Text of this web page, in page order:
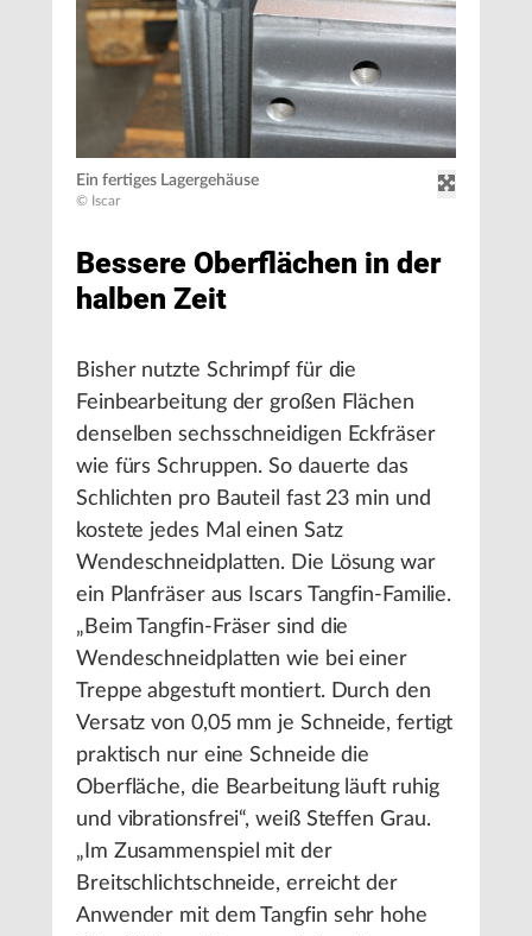
Ein fertiges Lagergehäuse
© Iscar
Bessere Oberflächen in der
halben Zeit
Bisher nutzte Schrimpf für die
Feinbearbeitung der großen Flächen
denselben sechsschneidigen Eckfräser
wie fürs Schruppen. So dauerte das
Schlichten pro Bauteil fast 23 min und
kostete jedes Mal einen Satz
Wendeschneidplatten. Die Lösung war
ein Planfräser aus Iscars Tangfin-Familie.
„Beim Tangfin-Fräser sind die
Wendeschneidplatten wie bei einer
Treppe abgestuft montiert. Durch den
Versatz von 0,05 mm je Schneide, fertigt
praktisch nur eine Schneide die
Oberfläche, die Bearbeitung läuft ruhig
und vibrationsfrei“, weiß Steffen Grau.
„Im Zusammenspiel mit der
Breitschlichtschneide, erreicht der
Anwender mit dem Tangfin sehr hohe